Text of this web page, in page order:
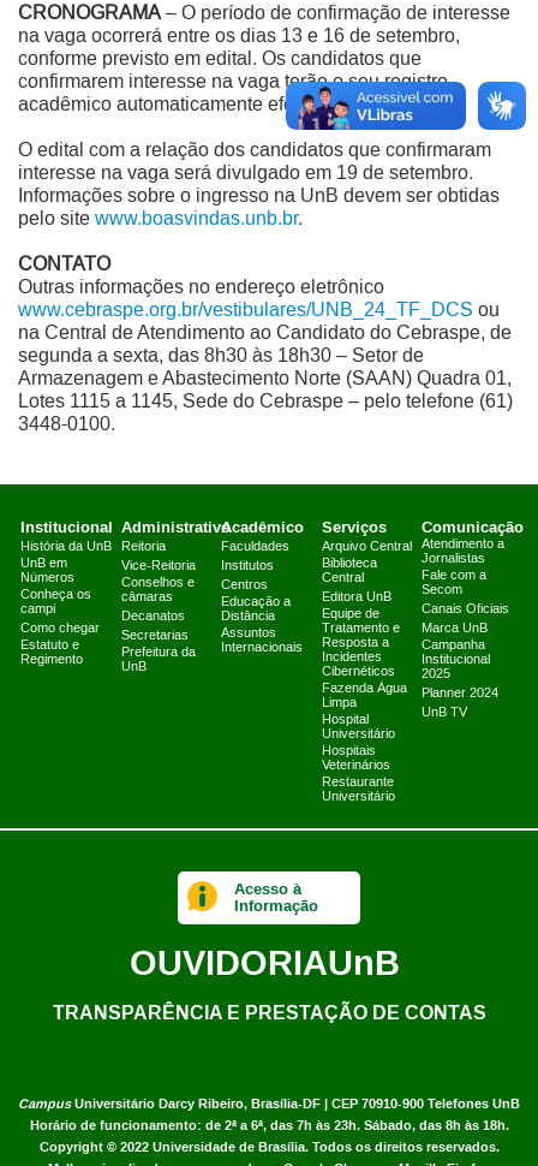
CRONOGRAMA– O período de confirmação de interesse
na vaga ocorrerá entre os dias 13 e 16 de setembro,
conforme previsto em edital. Os candidatos que
confirmarem interesse na vaga terão o seu registro
acadêmico automaticamente efetivado.
O edital com a relação dos candidatos que confirmaram
interesse na vaga será divulgado em 19 de setembro.
Informações sobre o ingresso na UnB devem ser obtidas
pelo site www.boasvindas.unb.br.
CONTATO
Outras informações no endereço eletrônico
www.cebraspe.org.br/vestibulares/UNB_24_TF_DCS ou
na Central de Atendimento ao Candidato do Cebraspe, de
segunda a sexta, das 8h30 às 18h30 – Setor de
Armazenagem e Abastecimento Norte (SAAN) Quadra 01,
Lotes 1115 a 1145, Sede do Cebraspe – pelo telefone (61)
3448-0100.
Institucional
História da UnB
UnB em
Números
Conheça os
campi
Como chegar
Estatuto e
Regimento
Administrativo
Reitoria
Vice-Reitoria
Conselhos e
câmaras
Decanatos
Secretarias
Prefeitura da
UnB
Acadêmico
Faculdades
Institutos
Centros
Educação a
Distância
Assuntos
Internacionais
Serviços
Arquivo Central
Biblioteca
Central
Editora UnB
Equipe de
Tratamento e
Resposta a
Incidentes
Cibernéticos
Fazenda Água
Limpa
Hospital
Universitário
Hospitais
Veterinários
Restaurante
Universitário
Comunicação
Atendimento a
Jornalistas
Fale com a
Secom
Canais Oficiais
Marca UnB
Campanha
Institucional
2025
Planner 2024
UnB TV
CampusUniversitário Darcy Ribeiro, Brasília-DF | CEP 70910-900 Telefones UnB
Horário de funcionamento: de 2ª a 6ª, das 7h às 23h. Sábado, das 8h às 18h.
Copyright © 2022 Universidade de Brasília. Todos os direitos reservados.
Acesso à
Informação
OUVIDORIAUnB
TRANSPARÊNCIA E PRESTAÇÃO DE CONTAS